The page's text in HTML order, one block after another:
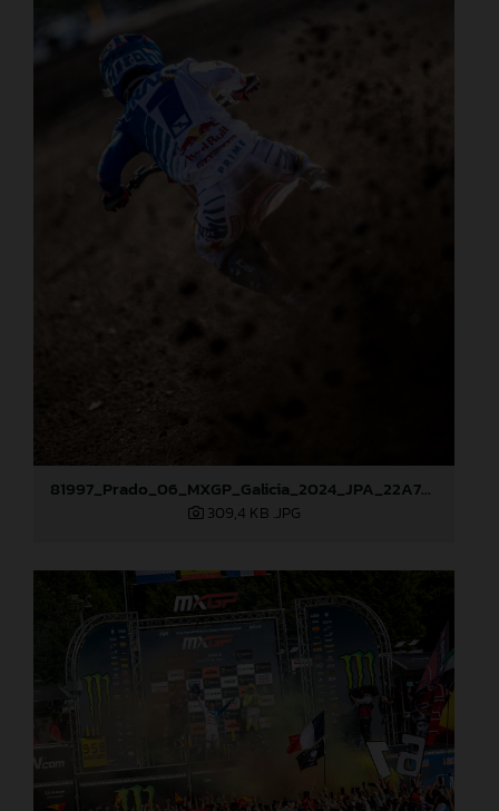
81997_Prado_06_MXGP_Galicia_2024_JPA_22A7686
309,4 KB .JPG